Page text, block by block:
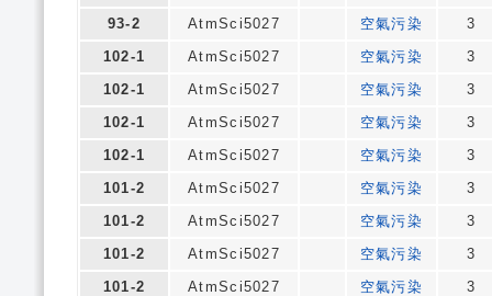
93-2
AtmSci5027 空氣污染
3
102-1
AtmSci5027 空氣污染
3
102-1
AtmSci5027 空氣污染
3
102-1
AtmSci5027 空氣污染
3
102-1
AtmSci5027 空氣污染
3
101-2
AtmSci5027 空氣污染
3
101-2
AtmSci5027 空氣污染
3
101-2
AtmSci5027 空氣污染
3
101-2
AtmSci5027 空氣污染
3